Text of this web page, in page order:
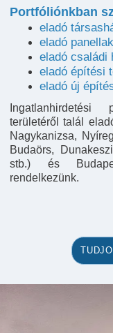
Portfóliónkban
eladó
eladó
eladó családi
eladó építési
eladó új
Ingatlanhirdetési
területéről talál
Nagykanizsa,
Budaörs,
stb.) és
rendelkezünk.